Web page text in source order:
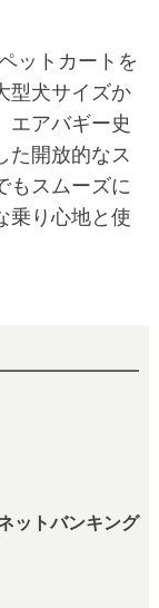
ットカートを
型犬サイズか
エアバギー史
た開放的なス
もスムーズに
乗り心地と使
ットバンキング